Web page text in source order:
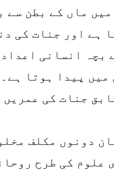
ماں کے بطن سے
ہے اور جنات کی
بچہ انسانی
میں پیدا ہوتا
جنات کی عمریں
دونوں مکلف
علوم کی طرح